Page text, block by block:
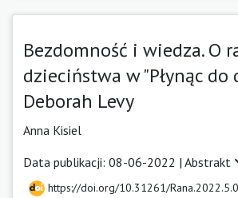
Bezdomność i wiedza. O
dzieciństwa w "Płynąc do
Deborah Levy
Anna Kisiel
Data publikacji: 08-06-2022 | Abstrakt
https://doi.org/10.31261/